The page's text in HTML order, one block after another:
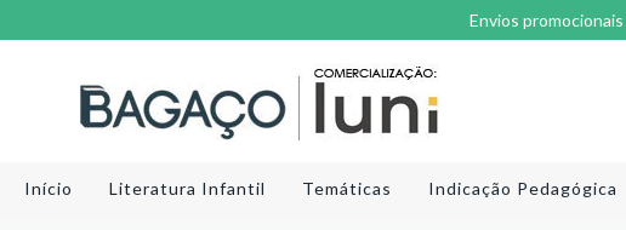
Envios
Início Literatura Infantil Temáticas Indicação Pedagógica